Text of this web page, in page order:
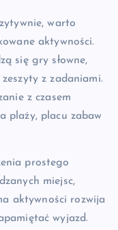
warto
aktywności.
się gry słowne,
z zadaniami.
z czasem
plaży, placu zabaw
prostego
miejsc,
aktywności rozwija
wyjazd.